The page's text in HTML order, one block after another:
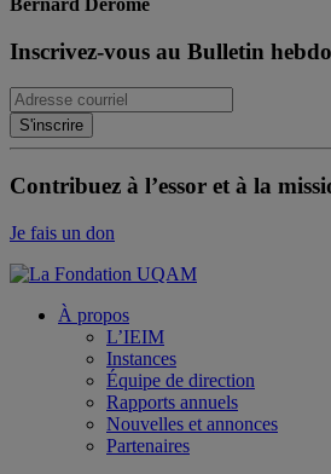
Inscrivez-vous au Bulletin
Contribuez à l’essor et à la
Je fais un don
À propos
L’IEIM
Instances
Équipe de direction
Rapports annuels
Nouvelles et annonces
Partenaires